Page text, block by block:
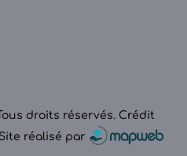
droits réservés. Crédit
Site réalisé par